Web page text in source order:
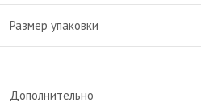
Размер упаковки
Дополнительно